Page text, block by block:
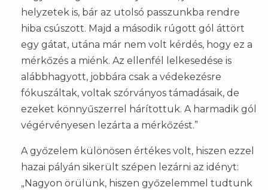
helyzetek is, bár az utolsó passzunkba rendre
hiba csúszott. Majd a második rúgott gól áttört
egy gátat, utána már nem volt kérdés, hogy ez a
mérkőzés a miénk. Az ellenfél lelkesedése is
alábbhagyott, jobbára csak a védekezésre
fókuszáltak, voltak szórványos támadásaik, de
ezeket könnyűszerrel hárítottuk. A harmadik gól
végérvényesen lezárta a mérkőzést.”
A győzelem különösen értékes volt, hiszen ezzel
hazai pályán sikerült szépen lezárni az idényt:
„Nagyon örülünk, hiszen győzelemmel tudtunk